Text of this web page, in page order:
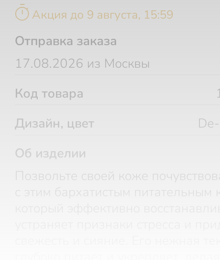
timer Акция до 9 августа, 15:59
Отправка заказа
17.08.2026 из Москвы
Код товара
Дизайн, цвет
Об изделии
Позвольте своей коже